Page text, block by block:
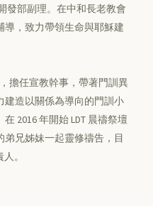
發部副理。在中和長老教會
，致力帶領生命與耶穌建
擔任宣教幹事，帶著門訓異
建造以關係為導向的門訓小
2016 年開始 LDT 晨禱祭壇
兄姊妹一起靈修禱告，目
。